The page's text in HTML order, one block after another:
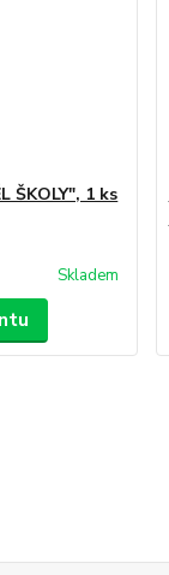
ŠKOLY", 1 ks
Skladem